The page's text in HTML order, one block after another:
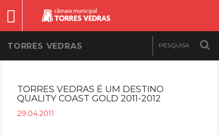
TORRES VEDRAS
TORRES VEDRAS É UM DESTINO
QUALITY COAST GOLD 2011-2012
29.04.2011